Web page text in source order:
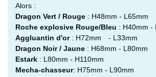
Alors :
Dragon Vert / Rouge : H48mm - L65mm
Roche explosive Rouge/Bleu : H40mm -
Aggluantin d'or: H72mm - L33mm
Dragon Noir / Jaune : H68mm - L80mm
Estark : L80mm - H110mm
Mecha-chasseur: H75mm - L90mm